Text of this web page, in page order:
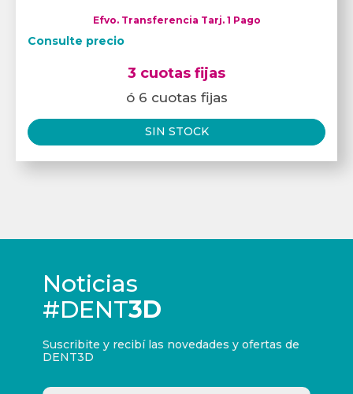
Efvo. Transferencia Tarj. 1 Pago
Consulte precio
3 cuotas fijas
ó 6 cuotas fijas
SIN STOCK
Noticias
#DENT3D
Suscribite y recibí las novedades y ofertas de
DENT3D